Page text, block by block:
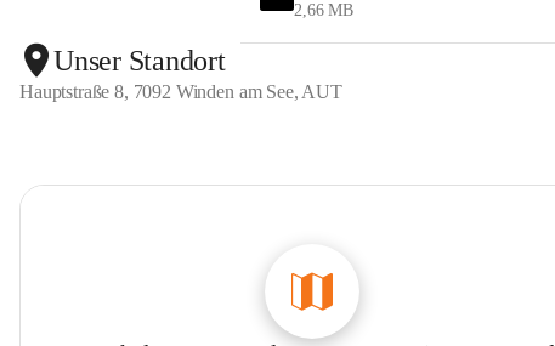
2,66 MB
Unser Standort
Hauptstraße 8, 7092 Winden am See, AUT